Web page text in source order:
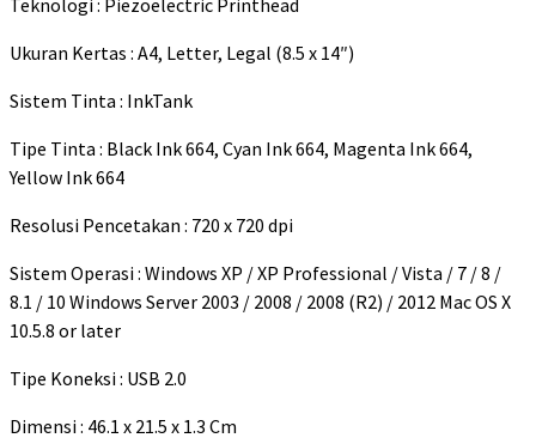
Ukuran Kertas : A4, Letter, Legal (8.5 x 14″)
Sistem Tinta : InkTank
Tipe Tinta : Black Ink 664, Cyan Ink 664, Magenta Ink 664,
Yellow Ink 664
Resolusi Pencetakan : 720 x 720 dpi
Sistem Operasi : Windows XP / XP Professional / Vista / 7 / 8 /
8.1 / 10 Windows Server 2003 / 2008 / 2008 (R2) / 2012 Mac OS X
10.5.8 or later
Tipe Koneksi : USB 2.0
Dimensi : 46.1 x 21.5 x 1.3 Cm